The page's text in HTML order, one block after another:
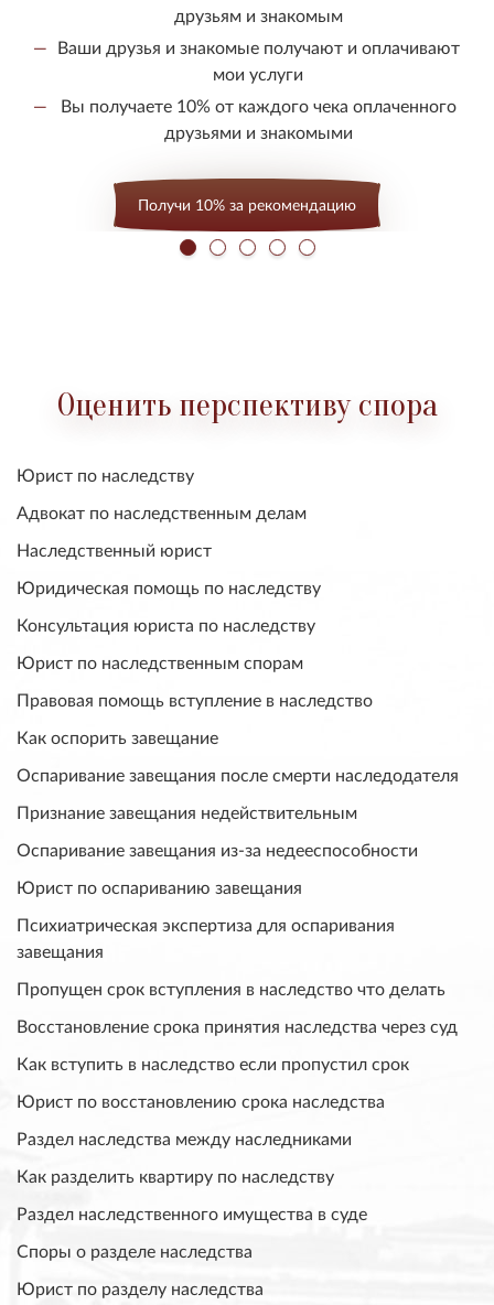
друзьям и знакомым
Ваши друзья и знакомые получают и оплачивают
мои услуги
Вы получаете 10% от каждого чека оплаченного
друзьями и знакомыми
Получи 10% за рекомендацию
Оценить перспективу спора
Юрист по наследству
Адвокат по наследственным делам
Наследственный юрист
Юридическая помощь по наследству
Консультация юриста по наследству
Юрист по наследственным спорам
Правовая помощь вступление в наследство
Как оспорить завещание
Оспаривание завещания после смерти наследодателя
Признание завещания недействительным
Оспаривание завещания из-за недееспособности
Юрист по оспариванию завещания
Психиатрическая экспертиза для оспаривания
завещания
Пропущен срок вступления в наследство что делать
Восстановление срока принятия наследства через суд
Как вступить в наследство если пропустил срок
Юрист по восстановлению срока наследства
Раздел наследства между наследниками
Как разделить квартиру по наследству
Раздел наследственного имущества в суде
Споры о разделе наследства
Юрист по разделу наследства